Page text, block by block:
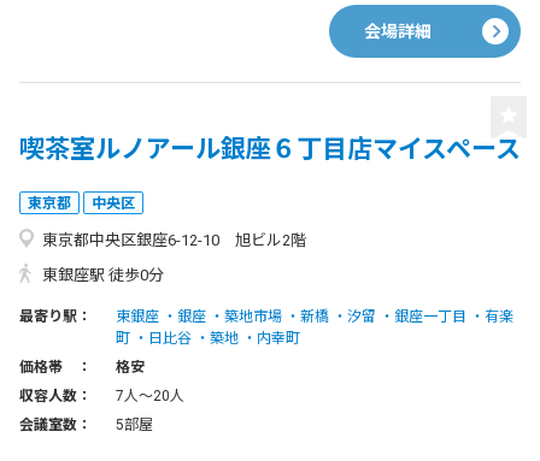
会場詳細
喫茶室ルノアール銀座６丁目店マイスペース
東京都 中央区
東京都中央区銀座6-12-10 旭ビル2階
東銀座駅 徒歩0分
最寄り駅： 東銀座 銀座 築地市場 新橋 汐留 銀座一丁目
有楽
町
日比谷 築地
内幸町
価格帯 ：
格安
収容人数：
7人〜20人
会議室数：
5部屋